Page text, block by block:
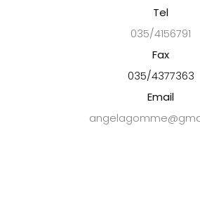
Tel
035/4156791
Fax
035/4377363
Email